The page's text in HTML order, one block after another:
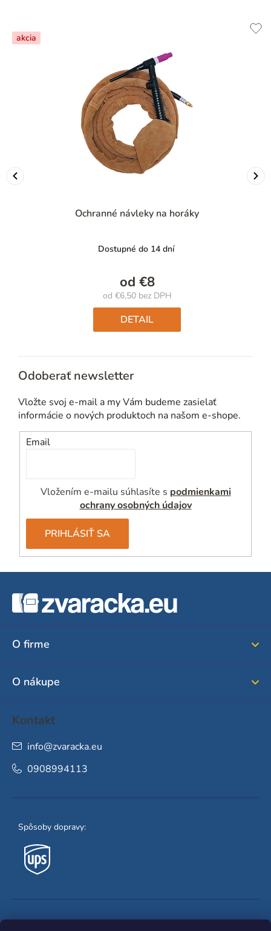
akcia
Ochranné návleky na horáky
Dostupné do 14 dní
od €8
od €6,50bez DPH
Jednotková
cena:
DETAIL
Odoberať newsletter
Vložte svoj e-mail a my Vám budeme zasielať
informácie o nových produktoch na našom e-shope.
Email
Vložením e-mailu súhlasíte s podmienkami
ochrany osobných údajov
PRIHLÁSIŤ SA
O firme
O nákupe
Kontakt
info@zvaracka.eu
0908994113
Spôsoby dopravy: